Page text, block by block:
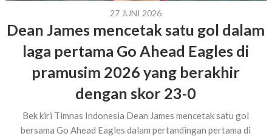
27 JUNI 2026
Dean James mencetak satu gol dalam
laga pertama Go Ahead Eagles di
pramusim 2026 yang berakhir
dengan skor 23-0
Bek kiri Timnas Indonesia Dean James mencetak satu gol
bersama Go Ahead Eagles dalam pertandingan pertama di